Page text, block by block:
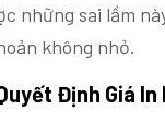
những sai lầm
không nhỏ.
Định Giá In